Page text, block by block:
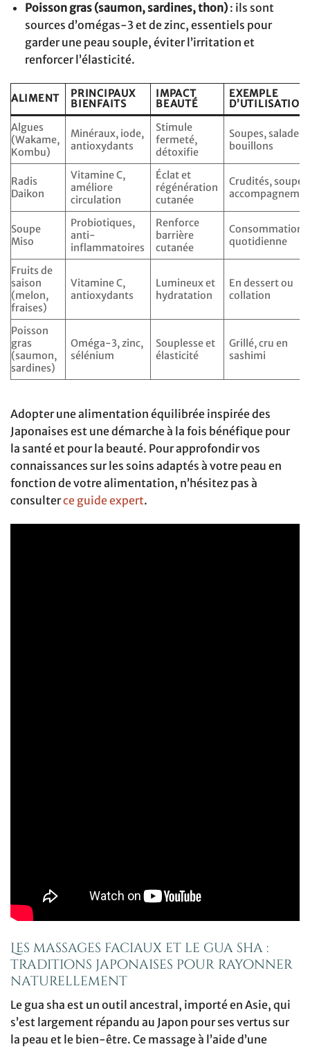
Poisson gras (saumon, sardines, thon): ils sont
sources d’omégas-3 et de zinc, essentiels pour
garder une peau souple, éviter l’irritation et
renforcer l’élasticité.
ALIMENT
PRINCIPAUX
BIENFAITS
IMPACT
BEAUTÉ
EXEMPLE
D’UTILISATION
Algues
(Wakame,
Kombu)
Minéraux, iode,
antioxydants
Stimule
fermeté,
détoxifie
Soupes, salades,
bouillons
Radis
Daikon
Vitamine C,
améliore
circulation
Éclat et
régénération
cutanée
Crudités,
Soupe
Miso
Probiotiques,
anti-
inflammatoires
Renforce
barrière
cutanée
Consommation
quotidienne
Fruits de
saison
(melon,
fraises)
Vitamine C,
antioxydants
Lumineux et
hydratation
En dessert ou
collation
Poisson
gras
(saumon,
sardines)
Oméga-3, zinc,
sélénium
Souplesse et
élasticité
Grillé, cru en
sashimi
Adopter une alimentation équilibrée inspirée des
Japonaises est une démarche à la fois bénéfique pour
la santé et pour la beauté. Pour approfondir vos
connaissances sur les soins adaptés à votre peau en
fonction de votre alimentation, n’hésitez pas à
consulterce guide expert.
Les massages faciaux et le gua sha :
traditions japonaises pour rayonner
naturellement
Le gua sha est un outil ancestral, importé en Asie, qui
s’est largement répandu au Japon pour ses vertus sur
la peau et le bien-être. Ce massage à l’aide d’une